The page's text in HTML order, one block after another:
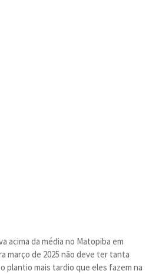
acima da média no Matopiba em
março de 2025 não deve ter tanta
plantio mais tardio que eles fazem na